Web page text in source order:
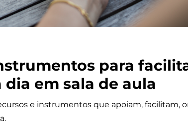
para
em sala de aula
e instrumentos que apoiam, facilitam,